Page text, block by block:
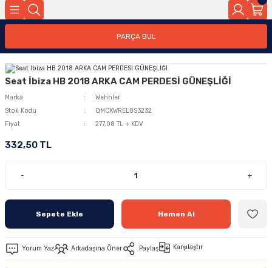
PARÇA BUL
Seat İbiza HB 2018 ARKA CAM PERDESİ GÜNEŞLİĞİ
Marka
Wehhler
Stok Kodu
QMCXWREL8S3232
Fiyat
277,08 TL + KDV
332,50 TL
- +
Sepete Ekle Hemen Al
Yorum Yaz Arkadaşına Öner Paylaş Karşılaştır